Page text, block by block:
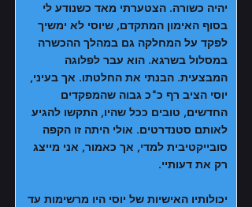
יהיה כשורה. הצטערתי מאד כשנודע לי
בסוף האימון המתקדם, שיוסי לא ימשיך
לפקד על המחלקה גם במהלך ההכשרה
במסלול בשרגא. הוא עבר לפלוגה
המבצעית. הבנתי את החלטתו. אך בעיני,
יוסי הציב רף כ"כ גבוה שהמפקדים
החדשים, טובים ככל שהיו, התקשו להגיע
לאותם סטנדרטים. אולי היתה זו הקפה
סובייקטיבית למדי, אך כאמור, אני מייצג
רק את דעותיי.
יכולותיו האישיות של יוסי היו מרשימות עד